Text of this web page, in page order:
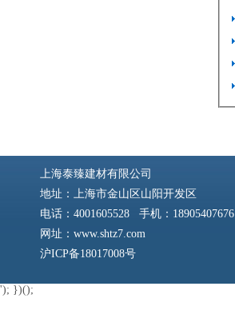
上海泰臻建材有限公司
地址：上海市金山区山阳开发区
电话：4001605528 手机：18905407676
网址：www.shtz7.com
沪ICP备18017008号
'); })();